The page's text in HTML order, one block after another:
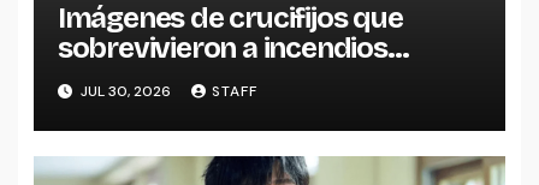
Imágenes de crucifijos que
sobrevivieron a incendios
reavivan reflexiones sobre la fe y
la esperanza
JUL 30, 2026 STAFF